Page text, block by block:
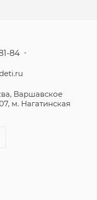
84
Варшавское
м. Нагатинская